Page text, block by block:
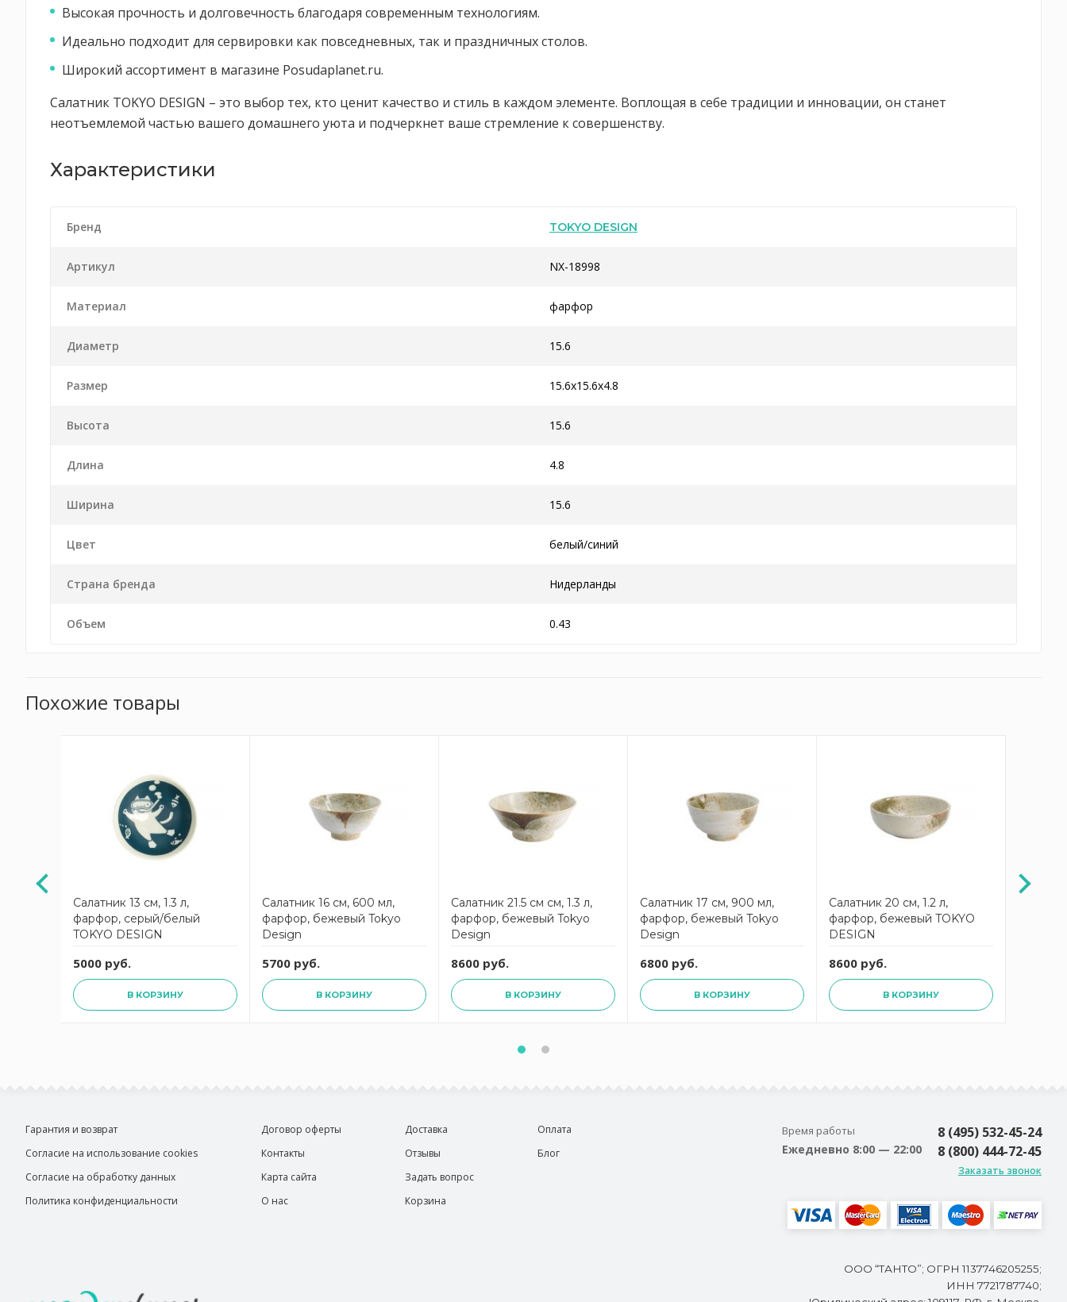
Высокая прочность и долговечность благодаря современным технологиям.
Идеально подходит для сервировки как повседневных, так и праздничных столов.
Широкий ассортимент в магазине Posudaplanet.ru.
Салатник TOKYO DESIGN – это выбор тех, кто ценит качество и стиль в каждом элементе. Воплощая в себе традиции и инновации, он станет
неотъемлемой частью вашего домашнего уюта и подчеркнет ваше стремление к совершенству.
Характеристики
Бренд TOKYO DESIGN
Артикул NX-18998
Материал фарфор
Диаметр 15.6
Размер 15.6x15.6x4.8
Высота 15.6
Длина 4.8
Ширина 15.6
Цвет белый/синий
Страна бренда Нидерланды
Объем 0.43
Похожие товары
АКЦИЯ
Салатник 13 см, 1.3 л,
фарфор, серый/белый
TOKYO DESIGN
5000 руб.
В КОРЗИНУ
Салатник 16 см, 600 мл,
фарфор, бежевый Tokyo
Design
5700 руб.
В КОРЗИНУ
Салатник 21.5 см см, 1.3 л,
фарфор, бежевый Tokyo
Design
8600 руб.
В КОРЗИНУ
Салатник 17 см, 900 мл,
фарфор, бежевый Tokyo
Design
6800 руб.
В КОРЗИНУ
Салатник 20 см, 1.2 л,
фарфор, бежевый TOKYO
DESIGN
8600 руб.
В КОРЗИНУ
Гарантия и возврат
Согласие на использование cookies
Согласие на обработку данных
Политика конфиденциальности
Договор оферты
Контакты
Карта сайта
О нас
Доставка
Отзывы
Задать вопрос
Корзина
Оплата
Блог
Время работы
Ежедневно 8:00 — 22:00
8 (495) 532-45-24
8 (800) 444-72-45
Заказать звонок
ООО “ТАНТО”; ОГРН 1137746205255;
ИНН 7721787740;